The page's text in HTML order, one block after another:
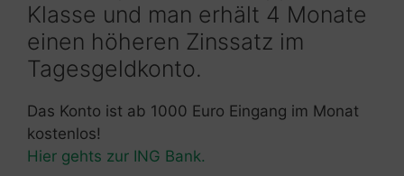
Klasse und man erhält 4 Monate
einen höheren Zinssatz im
Tagesgeldkonto.
Das Konto ist ab 1000 Euro Eingang im Monat
kostenlos!
Hier gehts zur ING Bank.